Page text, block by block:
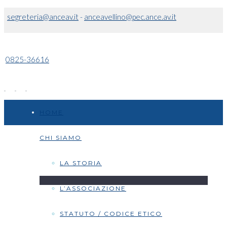
segreteria@anceav.it- anceavellino@pec.ance.av.it
0825-36616
CHI SIAMO
LA STORIA
L’ASSOCIAZIONE
STATUTO / CODICE ETICO